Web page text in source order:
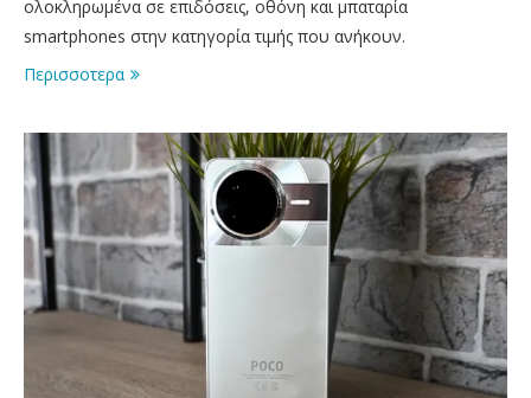
ολοκληρωμένα σε επιδόσεις, οθόνη και μπαταρία
smartphones στην κατηγορία τιμής που ανήκουν.
Περισσοτερα